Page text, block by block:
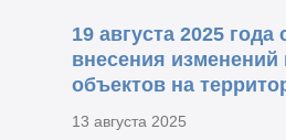
19 августа 2025
внесения
объектов на
13 августа 2025